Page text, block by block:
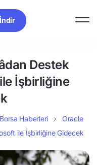
Destek
İşbirliğine
Borsa Haberleri
Oracle
ile İşbirliğine Gidecek